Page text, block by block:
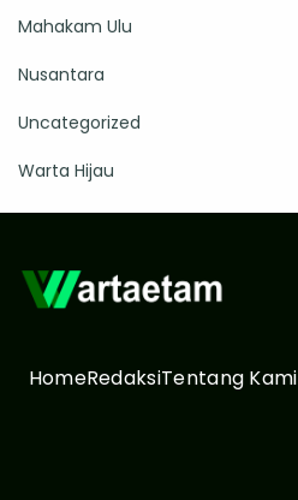
Mahakam Ulu
Nusantara
Uncategorized
Warta Hijau
HomeRedaksiTentang Kami